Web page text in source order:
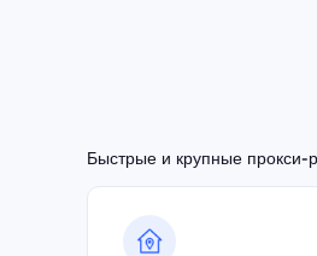
Быстрые и крупные прокси-